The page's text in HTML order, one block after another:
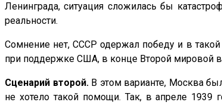
Ленинграда, ситуация сложилась бы
реальности.
Сомнение нет, СССР одержал победу и в такой
при поддержке США, в конце Второй мировой
Сценарий второй.В этом варианте, Москва
не хотело такой помощи. Так, в апреле